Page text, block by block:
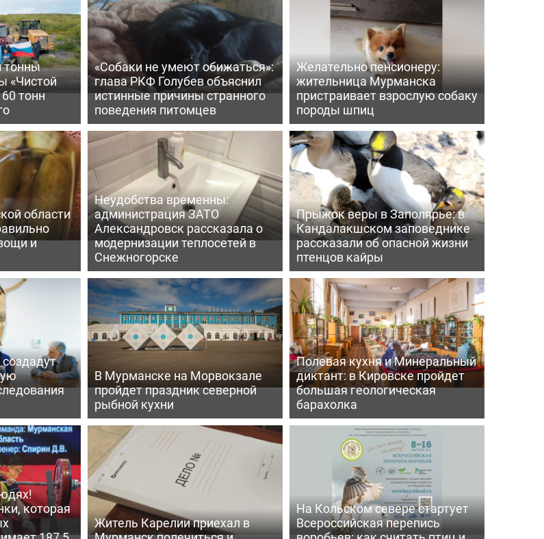
тонны
«Чистой
тонн
«Собаки не умеют обижаться»:
глава РКФ Голубев объяснил
истинные причины странного
поведения питомцев
Желательно пенсионеру:
жительница Мурманска
пристраивает взрослую собаку
породы шпиц
области
и
Неудобства временны:
администрация ЗАТО
Александровск рассказала о
модернизации теплосетей в
Снежногорске
Прыжок веры в Заполярье: в
Кандалакшском заповеднике
рассказали об опасной жизни
птенцов кайры
В Мурманске на Морвокзале
пройдет праздник северной
рыбной кухни
Полевая кухня и Минеральный
диктант: в Кировске пройдет
большая геологическая
барахолка
которая
Житель Карелии приехал в
На Кольском севере стартует
Всероссийская перепись